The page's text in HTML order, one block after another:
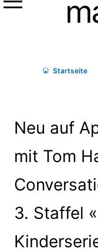
Menü
Startseite
Neu auf
mit Tom
3. Staffel